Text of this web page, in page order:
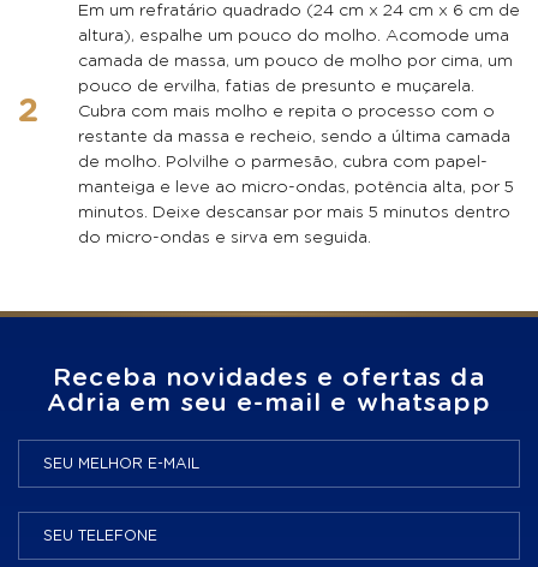
Em um refratário quadrado (24 cm x 24 cm x 6 cm de
altura), espalhe um pouco do molho. Acomode uma
camada de massa, um pouco de molho por cima, um
pouco de ervilha, fatias de presunto e muçarela.
Cubra com mais molho e repita o processo com o
restante da massa e recheio, sendo a última camada
de molho. Polvilhe o parmesão, cubra com papel-
manteiga e leve ao micro-ondas, potência alta, por 5
minutos. Deixe descansar por mais 5 minutos dentro
do micro-ondas e sirva em seguida.
Receba novidades e ofertas da
Adria em seu e-mail e whatsapp